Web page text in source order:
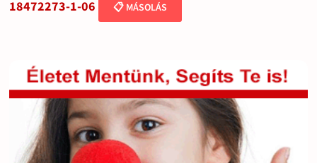
18472273-1-06 📋 MÁSOLÁS